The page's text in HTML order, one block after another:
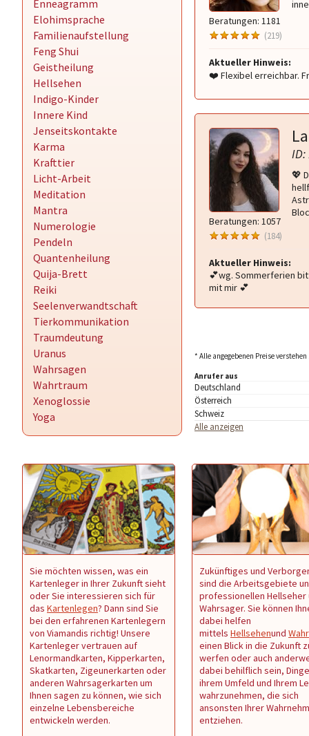
Enneagramm
Elohimsprache
Familienaufstellung
Feng Shui
Geistheilung
Hellsehen
Indigo-Kinder
Innere Kind
Jenseitskontakte
Karma
Krafttier
Licht-Arbeit
Meditation
Mantra
Numerologie
Pendeln
Quantenheilung
Quija-Brett
Reiki
Seelenverwandtschaft
Tierkommunikation
Traumdeutung
Uranus
Wahrsagen
Wahrtraum
Xenoglossie
Yoga
Beratungen: 1181
(219)
Aktueller Hinweis:
❤️ Flexibel erreichbar.
Beratungen: 1057
(184)
ID:
💖
Aktueller Hinweis:
💕wg. Sommerferien
mit mir 💕
* Alle angegebenen Preise
Anrufer aus
Deutschland
Österreich
Schweiz
Alle anzeigen
Sie möchten wissen, was ein
Kartenleger in Ihrer Zukunft sieht
oder Sie interessieren sich für
das Kartenlegen? Dann sind Sie
bei den erfahrenen Kartenlegern
von Viamandis richtig! Unsere
Kartenleger vertrauen auf
Lenormandkarten, Kipperkarten,
Skatkarten, Zigeunerkarten oder
anderen Wahrsagerkarten um
Ihnen sagen zu können, wie sich
einzelne Lebensbereiche
entwickeln werden.
Zukünftiges und
sind die Arbeitsgebiete
professionellen Hellseher
Wahrsager. Sie können
dabei helfen
mittels Hellsehenund
einen Blick in die Zukunft
werfen oder auch
dabei behilflich sein,
ihrem Umfeld und Ihrem
wahrzunehmen, die sich
ansonsten Ihrer
entziehen.